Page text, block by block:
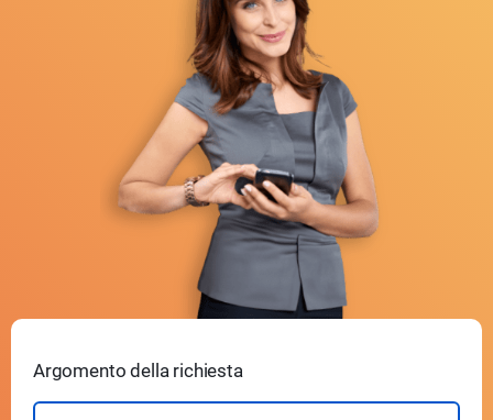
Argomento della richiesta